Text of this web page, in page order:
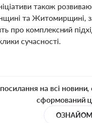
також
та
про комплексний
сучасності.
на всі новини,
сформований